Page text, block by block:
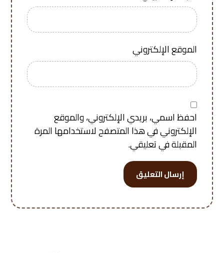
الموقع الإلكتروني
احفظ اسمي، بريدي الإلكتروني، والموقع
الإلكتروني في هذا المتصفح لاستخدامها المرة
المقبلة في تعليقي.
إرسال التعليق